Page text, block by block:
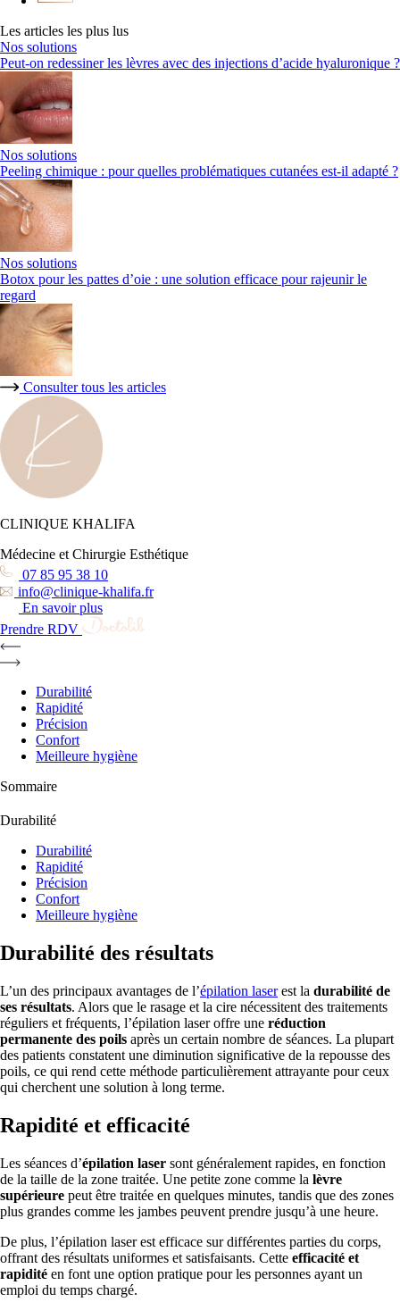
Les articles les plus lus
Nos solutions
Peut-on redessiner les lèvres avec des injections d’acide hyaluronique ?
Nos solutions
Peeling chimique : pour quelles problématiques cutanées est-il adapté ?
Nos solutions
Botox pour les pattes d’oie : une solution efficace pour rajeunir le
regard
Consulter tous les articles
CLINIQUE KHALIFA
Médecine et Chirurgie Esthétique
07 85 95 38 10
info@clinique-khalifa.fr
En savoir plus
Prendre RDV
Durabilité
Rapidité
Précision
Confort
Meilleure hygiène
Sommaire
Durabilité
Durabilité
Rapidité
Précision
Confort
Meilleure hygiène
Durabilité des résultats
L’un des principaux avantages de l’épilation laserest la durabilité de
ses résultats. Alors que le rasage et la cire nécessitent des traitements
réguliers et fréquents, l’épilation laser offre une réduction
permanente des poils après un certain nombre de séances. La plupart
des patients constatent une diminution significative de la repousse des
poils, ce qui rend cette méthode particulièrement attrayante pour ceux
qui cherchent une solution à long terme.
Rapidité et efficacité
Les séances d’épilation laser sont généralement rapides, en fonction
de la taille de la zone traitée. Une petite zone comme la lèvre
supérieure peut être traitée en quelques minutes, tandis que des zones
plus grandes comme les jambes peuvent prendre jusqu’à une heure.
De plus, l’épilation laser est efficace sur différentes parties du corps,
offrant des résultats uniformes et satisfaisants. Cette efficacité et
rapidité en font une option pratique pour les personnes ayant un
emploi du temps chargé.